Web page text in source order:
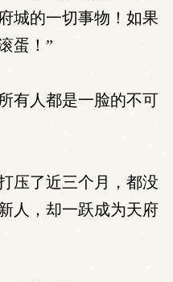
城的一切事物！如果
蛋！”
有人都是一脸的不可
压了近三个月，都没
人，却一跃成为天府